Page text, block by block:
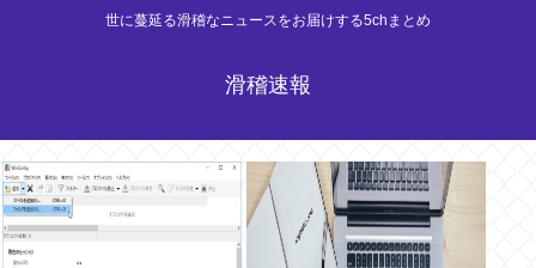
世に蔓延る滑稽なニュースをお届けする5chまとめ
滑稽速報